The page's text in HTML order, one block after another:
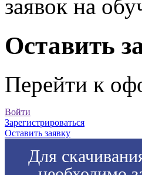
заявок на
Оставить
Перейти к
Войти
Зарегистрироваться
Оставить заявку
Для